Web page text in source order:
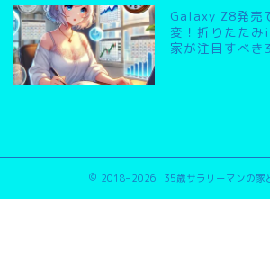
Galaxy Z8発売
変！折りたた
家が注目すべき
2018–2026 35歳サラリーマンの家